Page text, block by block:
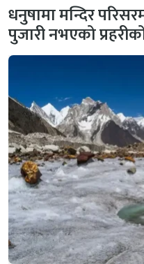
धनुषामा मन्दिर
पुजारी नभएको